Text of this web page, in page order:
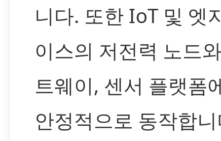
니다. 또한 IoT 및 엣
이스의 저전력 노드
트웨이, 센서 플랫폼
안정적으로 동작합